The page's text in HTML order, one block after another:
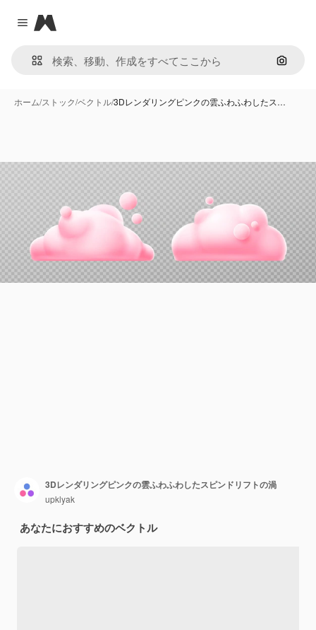
Close menu
Magnific
画像で
ホーム/ストック/ベクトル/3Dレンダリングピンクの雲ふわふわしたス…
3Dレンダリングピンクの雲ふわふわしたスピンドリフトの渦
upklyak
あなたにおすすめのベクトル